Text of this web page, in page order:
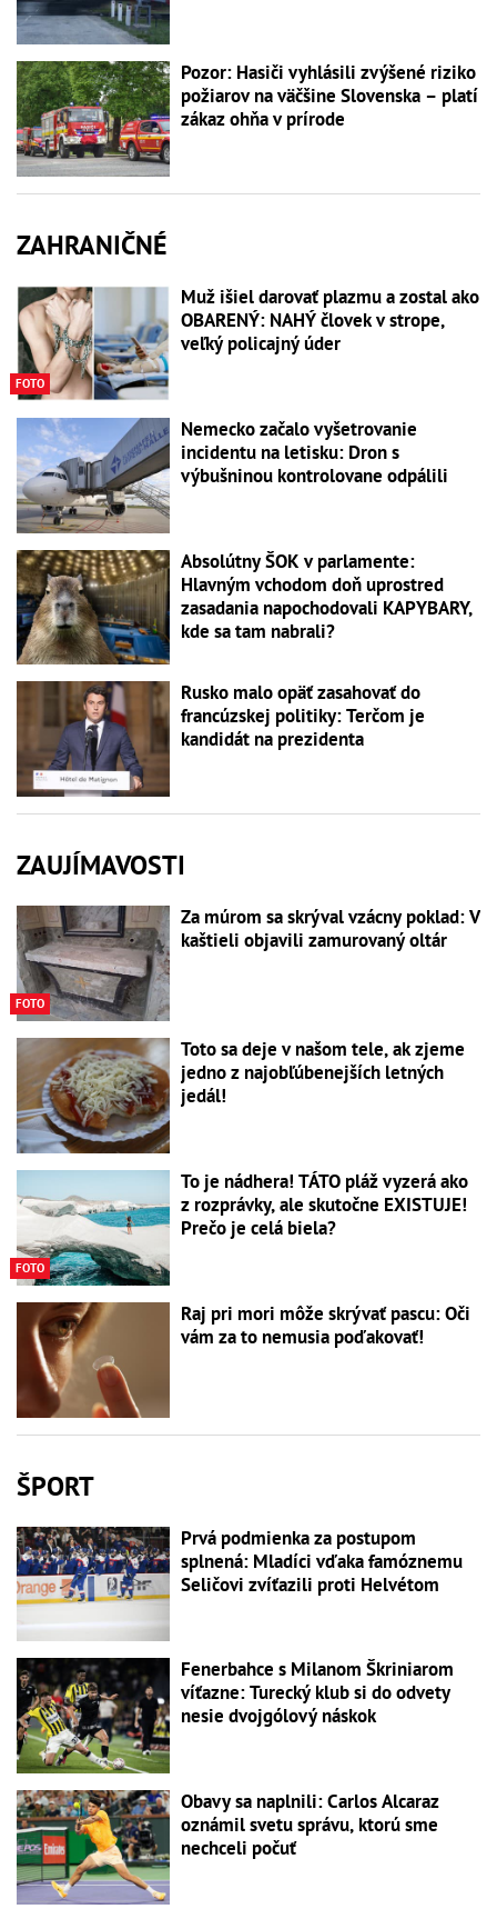
Pozor: Hasiči vyhlásili zvýšené riziko
požiarov na väčšine Slovenska – platí
zákaz ohňa v prírode
ZAHRANIČNÉ
FOTO
Muž išiel darovať plazmu a zostal ako
OBARENÝ: NAHÝ človek v strope,
veľký policajný úder
Nemecko začalo vyšetrovanie
incidentu na letisku: Dron s
výbušninou kontrolovane odpálili
Absolútny ŠOK v parlamente:
Hlavným vchodom doň uprostred
zasadania napochodovali KAPYBARY,
kde sa tam nabrali?
Rusko malo opäť zasahovať do
francúzskej politiky: Terčom je
kandidát na prezidenta
ZAUJÍMAVOSTI
FOTO
Za múrom sa skrýval vzácny poklad: V
kaštieli objavili zamurovaný oltár
Toto sa deje v našom tele, ak zjeme
jedno z najobľúbenejších letných
jedál!
FOTO
To je nádhera! TÁTO pláž vyzerá ako
z rozprávky, ale skutočne EXISTUJE!
Prečo je celá biela?
Raj pri mori môže skrývať pascu: Oči
vám za to nemusia poďakovať!
ŠPORT
Prvá podmienka za postupom
splnená: Mladíci vďaka famóznemu
Seličovi zvíťazili proti Helvétom
Fenerbahce s Milanom Škriniarom
víťazne: Turecký klub si do odvety
nesie dvojgólový náskok
Obavy sa naplnili: Carlos Alcaraz
oznámil svetu správu, ktorú sme
nechceli počuť